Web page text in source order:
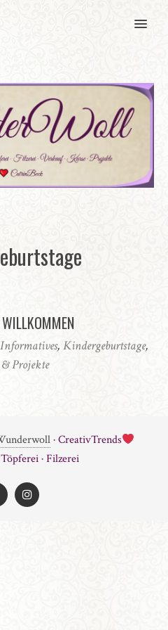
MENU
Informatives, Kindergeburtstage,
Projekte
· CreativTrends
· Filzerei